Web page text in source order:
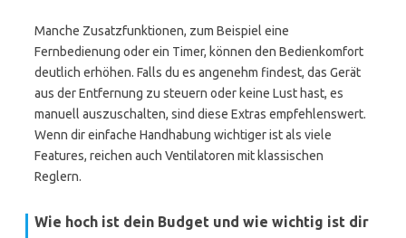
Manche Zusatzfunktionen, zum Beispiel eine
Fernbedienung oder ein Timer, können den Bedienkomfort
deutlich erhöhen. Falls du es angenehm findest, das Gerät
aus der Entfernung zu steuern oder keine Lust hast, es
manuell auszuschalten, sind diese Extras empfehlenswert.
Wenn dir einfache Handhabung wichtiger ist als viele
Features, reichen auch Ventilatoren mit klassischen
Reglern.
Wie hoch ist dein Budget und wie wichtig ist dir